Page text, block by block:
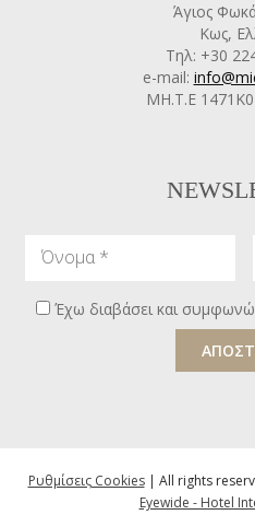
Άγιος
Κως,
Τηλ: +30
e-mail:
ΜΗ.Τ.Ε
Όνομα
Έχω διαβάσει και συμφωνώ
Ρυθμίσεις Cookies| All rights
Eyewide - Hotel